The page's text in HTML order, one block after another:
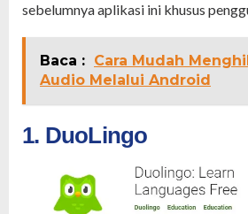
sebelumnya aplikasi ini khusus
Baca : Cara Mudah
Audio Melalui Android
1. DuoLingo